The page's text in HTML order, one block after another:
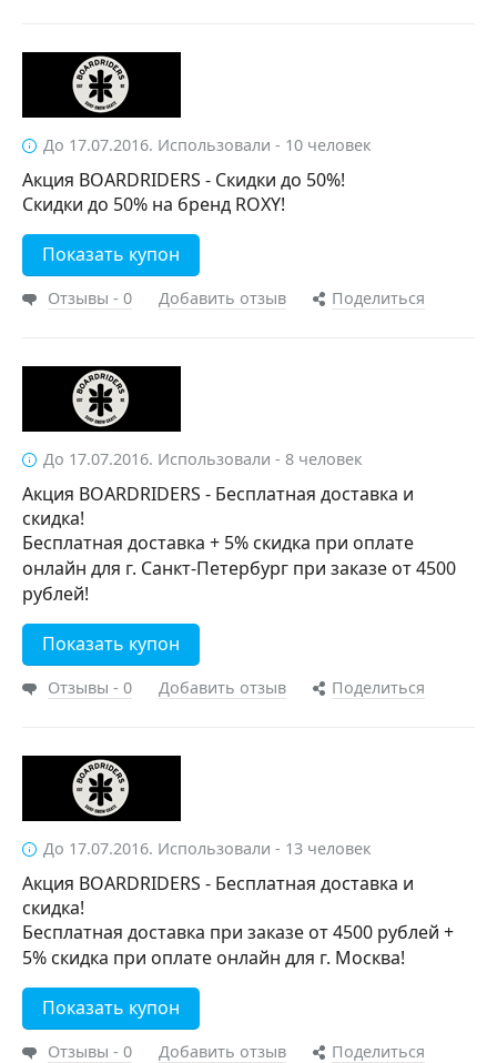
До 17.07.2016. Использовали - 10 человек
Акция BOARDRIDERS - Скидки до 50%!
Скидки до 50% на бренд ROXY!
Показать купон
Отзывы - 0 Добавить отзыв Поделиться
До 17.07.2016. Использовали - 8 человек
Акция BOARDRIDERS - Бесплатная доставка и
скидка!
Бесплатная доставка + 5% скидка при оплате
онлайн для г. Санкт-Петербург при заказе от 4500
рублей!
Показать купон
Отзывы - 0 Добавить отзыв Поделиться
До 17.07.2016. Использовали - 13 человек
Акция BOARDRIDERS - Бесплатная доставка и
скидка!
Бесплатная доставка при заказе от 4500 рублей +
5% скидка при оплате онлайн для г. Москва!
Показать купон
Отзывы - 0 Добавить отзыв Поделиться